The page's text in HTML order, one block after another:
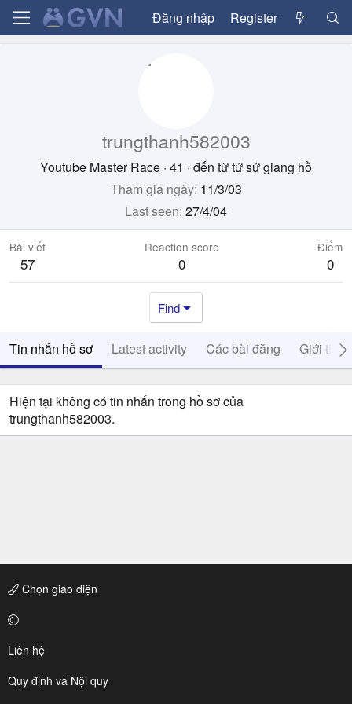
Đăng nhập Register
trungthanh582003
Youtube Master Race · 41 · đến từtứ sứ giang hồ
Tham gia ngày 11/3/03
Last seen 27/4/04
Bài viết
57
Reaction score
0
Điểm
0
Find
Tin nhắn hồ sơ Latest activity Các bài đăng Giới thiệu
Hiện tại không có tin nhắn trong hồ sơ của
trungthanh582003.
Chọn giao diện
Liên hệ
Quy định và Nội quy